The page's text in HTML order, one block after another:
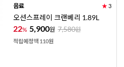
음료 ★3
오션스프레이 크랜베리 1.89L
22% 5,900원 7,580원
적립예정액 110원